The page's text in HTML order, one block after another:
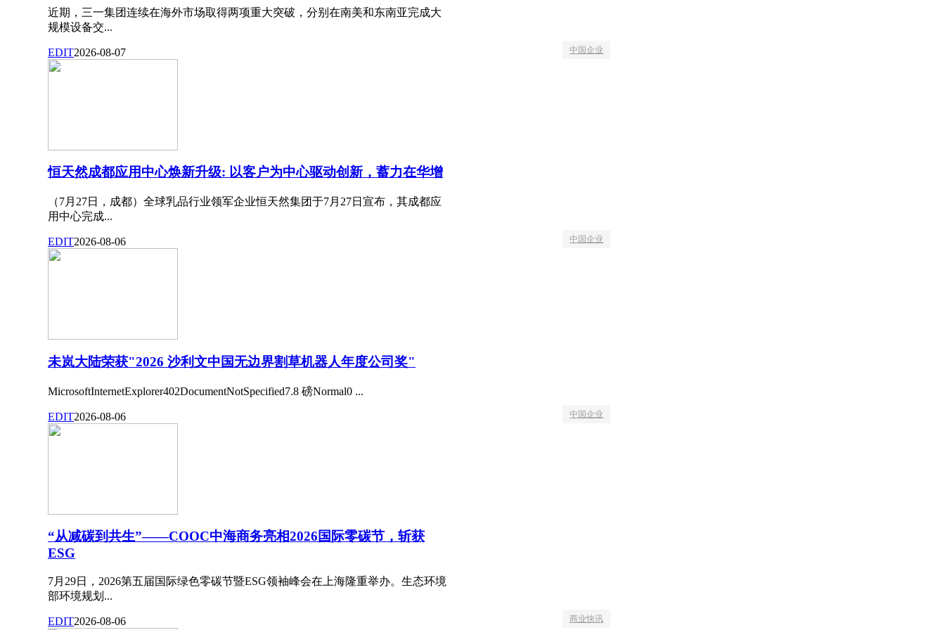
近期，三一集团连续在海外市场取得两项重大突破，分别在南美和东南亚完成大
规模设备交...
EDIT2026-08-07 中国企业
恒天然成都应用中心焕新升级: 以客户为中心驱动创新，蓄力在华增
（7月27日，成都）全球乳品行业领军企业恒天然集团于7月27日宣布，其成都应
用中心完成...
EDIT2026-08-06 中国企业
未岚大陆荣获"2026 沙利文中国无边界割草机器人年度公司奖"
MicrosoftInternetExplorer402DocumentNotSpecified7.8 磅Normal0 ...
EDIT2026-08-06 中国企业
“从减碳到共生”——COOC中海商务亮相2026国际零碳节，斩获
ESG
7月29日，2026第五届国际绿色零碳节暨ESG领袖峰会在上海隆重举办。生态环境
部环境规划...
EDIT2026-08-06 商业快讯